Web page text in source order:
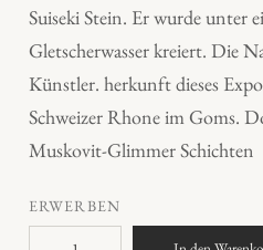
Suiseki Stein. Er wurde unter
Gletscherwasser kreiert. Die
Künstler. herkunft dieses
Schweizer Rhone im Goms.
Muskovit-Glimmer Schichten
ERWERBEN